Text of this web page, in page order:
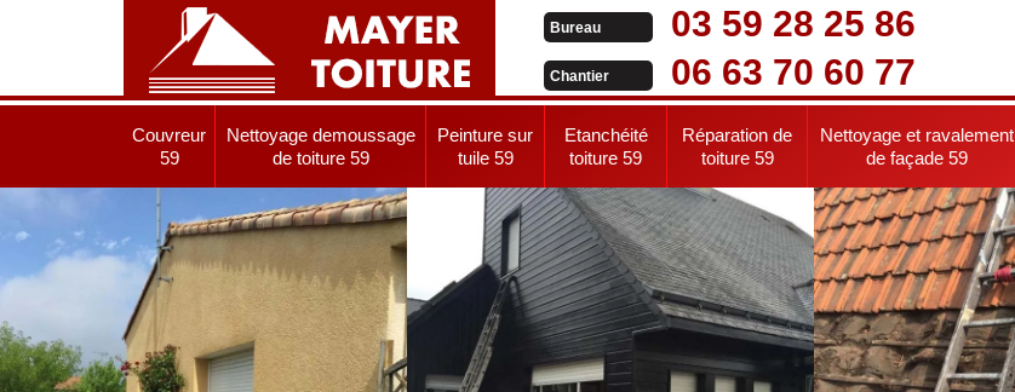
Bureau 03 59 28 25 86
Chantier 06 63 70 60 77
Couvreur
59
Nettoyage demoussage
de toiture 59
Peinture sur
tuile 59
Etanchéité
toiture 59
Réparation de
toiture 59
Nettoyage et ravalement
de façade 59